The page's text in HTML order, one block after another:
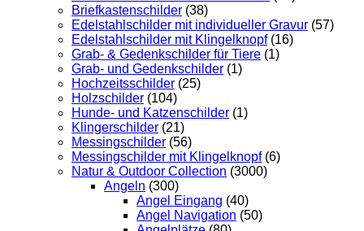
Briefkastenschilder (38)
Edelstahlschilder mit individueller Gravur (57)
Edelstahlschilder mit Klingelknopf (16)
Grab- & Gedenkschilder für Tiere (1)
Grab- und Gedenkschilder (1)
Hochzeitsschilder (25)
Holzschilder (104)
Hunde- und Katzenschilder (1)
Klingerschilder (21)
Messingschilder (56)
Messingschilder mit Klingelknopf (6)
Natur & Outdoor Collection (3000)
Angeln (300)
Angel Eingang (40)
Angel Navigation (50)